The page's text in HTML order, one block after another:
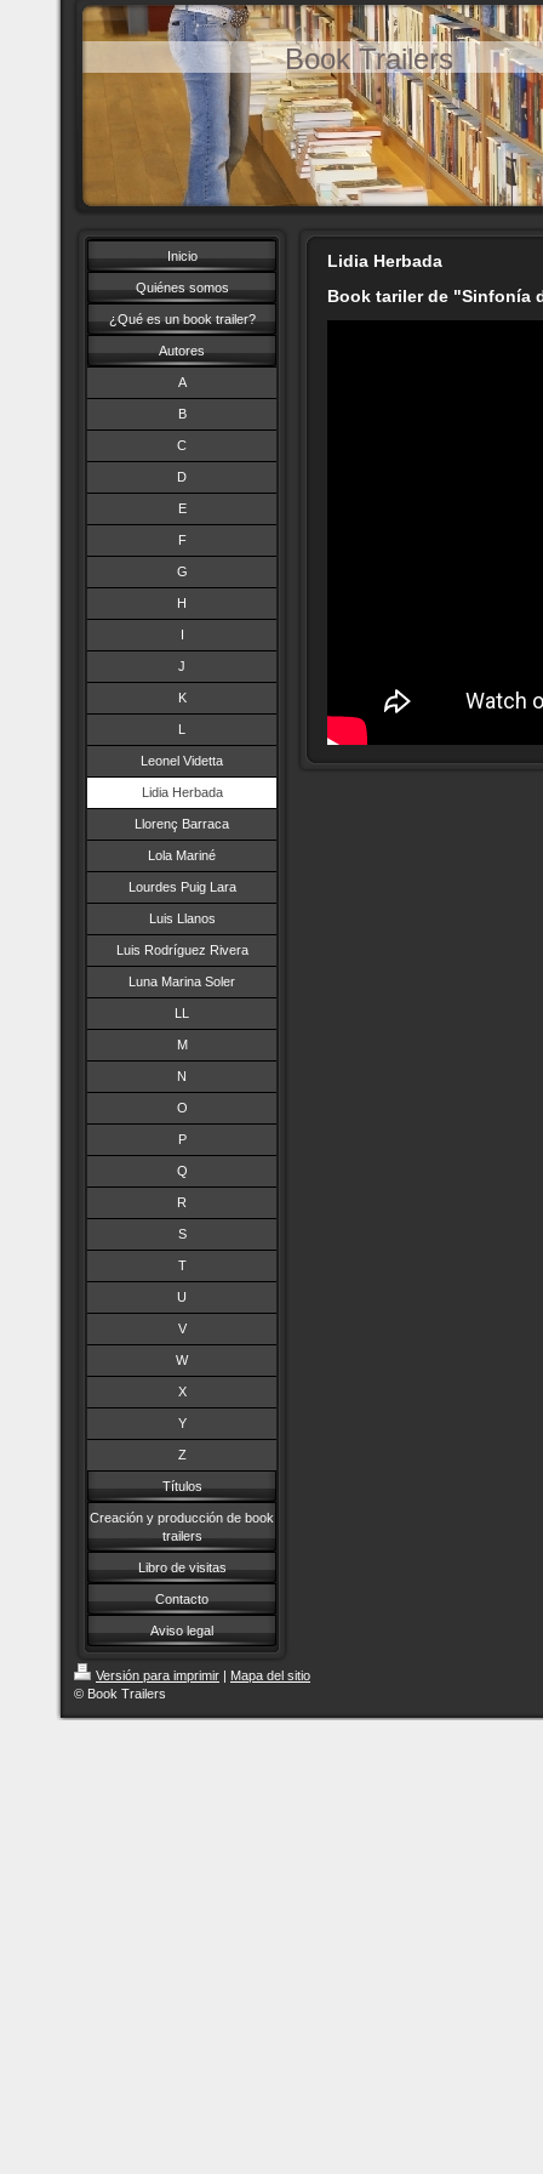
Book Trailers
Inicio
Quiénes somos
¿Qué es un book trailer?
Autores
A
B
C
D
E
F
G
H
I
J
K
L
Leonel Videtta
Lidia Herbada
Llorenç Barraca
Lola Mariné
Lourdes Puig Lara
Luis Llanos
Luis Rodríguez Rivera
Luna Marina Soler
LL
M
N
O
P
Q
R
S
T
U
V
W
X
Y
Z
Títulos
Creación y producción de book
trailers
Libro de visitas
Contacto
Aviso legal
Lidia Herbada
Book tariler de "Sinfonía
Versión para imprimir | Mapa del sitio
© Book Trailers